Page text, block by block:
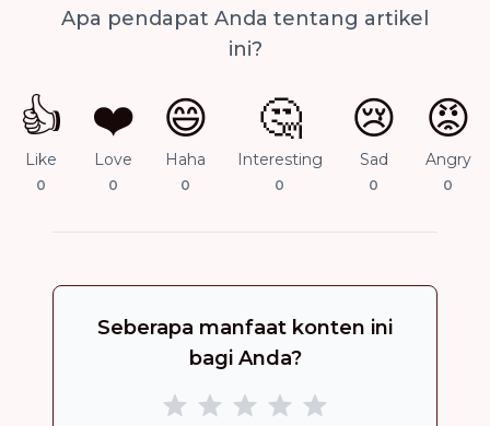
Apa pendapat Anda tentang artikel
ini?
👍
Like
0
❤️
Love
0
😄
Haha
0
🤔
Interesting
0
😢
Sad
0
😡
Angry
0
Seberapa manfaat konten ini
bagi Anda?